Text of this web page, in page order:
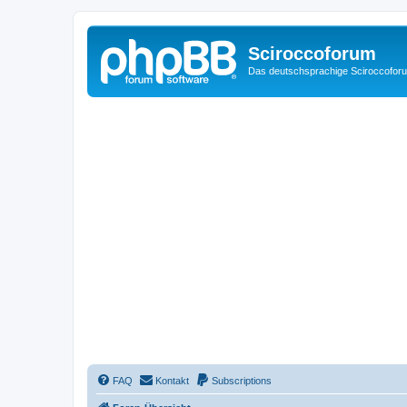
Sciroccoforum
Das deutschsprachige
FAQ Kontakt Subscriptions